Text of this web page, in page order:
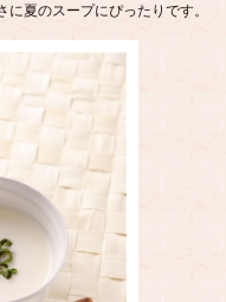
夏のスープにぴったりです。